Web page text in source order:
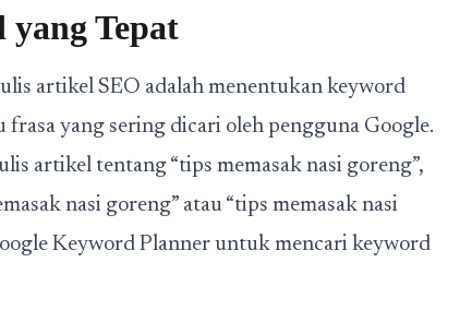
Tepat
artikel SEO adalah menentukan keyword
yang sering dicari oleh pengguna Google.
artikel tentang “tips memasak nasi goreng”,
nasi goreng” atau “tips memasak nasi
Keyword Planner untuk mencari keyword